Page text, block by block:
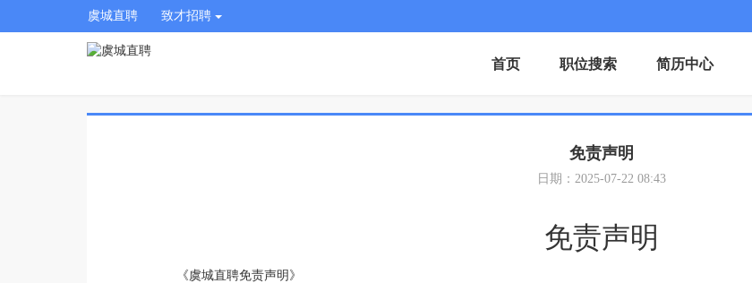
虞城直聘 致才招聘
首页 职位搜索 简历中心
免责声明
日期：2025-07-22 08:43
免责声明
《虞城直聘免责声明》